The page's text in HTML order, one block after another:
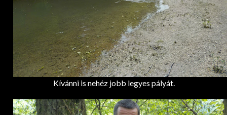
Kívánni is nehéz jobb legyes pályát.